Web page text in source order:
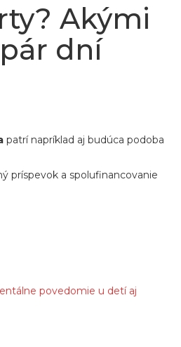
Akými
dní
patrí napríklad aj budúca podoba
príspevok a spolufinancovanie
povedomie u detí aj